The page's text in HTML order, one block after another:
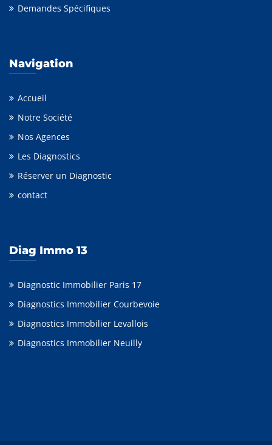
Demandes Spécifiques
Navigation
Accueil
Notre Société
Nos Agences
Les Diagnostics
Réserver un Diagnostic
contact
Diag Immo 13
Diagnostic Immobilier Paris 17
Diagnostics Immobilier Courbevoie
Diagnostics Immobilier Levallois
Diagnostics Immobilier Neuilly